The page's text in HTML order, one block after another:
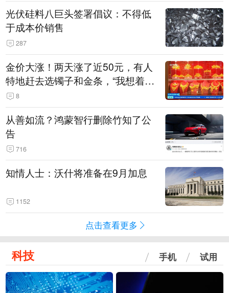
光伏硅料八巨头签署倡议：不得低
于成本价销售
287
金价大涨！两天涨了近50元，有人
特地赶去选镯子和金条，“我想着买
起来可以保值，小批量进一些货”
8
从善如流？鸿蒙智行删除竹知了公
告
716
知情人士：沃什将准备在9月加息
1152
点击查看更多
科技 手机 试用